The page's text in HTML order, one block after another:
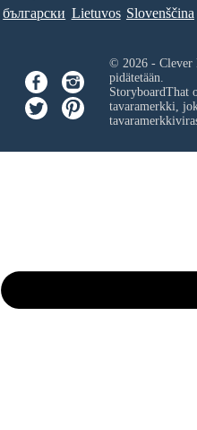
български Lietuvos Slovenščina
© 2026 - Clever
pidätetään.
StoryboardThat
tavaramerkki,